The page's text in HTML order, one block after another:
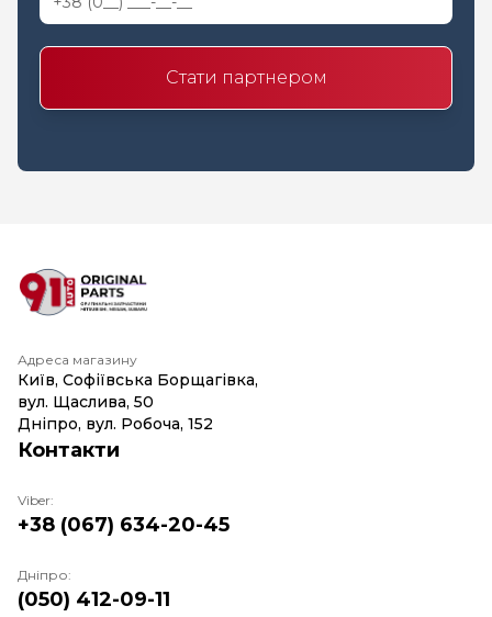
Стати партнером
Адреса магазину
Київ, Софіївська Борщагівка,
вул. Щаслива, 50
Дніпро, вул. Робоча, 152
Контакти
Viber:
+38 (067) 634-20-45
Дніпро:
(050) 412-09-11